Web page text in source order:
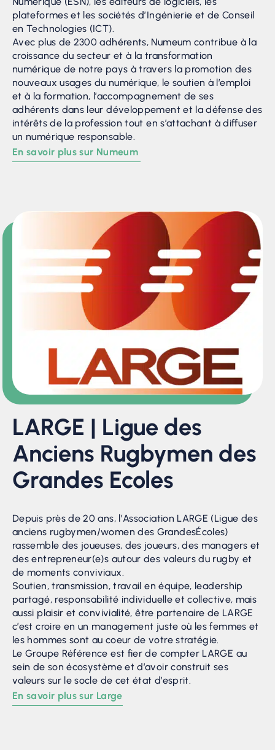
plateformes et les sociétés d’Ingénierie et de Conseil
en Technologies (ICT).
Avec plus de 2300 adhérents, Numeum contribue à la
croissance du secteur et à la transformation
numérique de notre pays à travers la promotion des
nouveaux usages du numérique, le soutien à l’emploi
et à la formation, l’accompagnement de ses
adhérents dans leur développement et la défense des
intérêts de la profession tout en s’attachant à diffuser
un numérique responsable.
En savoir plus sur Numeum
LARGE | Ligue des
Anciens Rugbymen des
Grandes Ecoles
Depuis près de 20 ans, l’Association LARGE (Ligue des
anciens rugbymen/women des GrandesÉcoles)
rassemble des joueuses, des joueurs, des managers et
des entrepreneur(e)s autour des valeurs du rugby et
de moments conviviaux.
Soutien, transmission, travail en équipe, leadership
partagé, responsabilité individuelle et collective, mais
aussi plaisir et convivialité, être partenaire de LARGE
c’est croire en un management juste où les femmes et
les hommes sont au coeur de votre stratégie.
Le Groupe Référence est fier de compter LARGE au
sein de son écosystème et d’avoir construit ses
valeurs sur le socle de cet état d’esprit.
En savoir plus sur Large